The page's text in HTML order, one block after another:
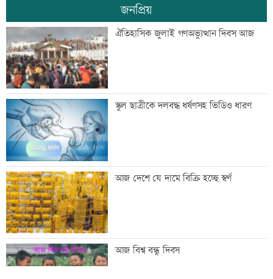
ঢাকা-ময়মনসিংহ রেল যোগাযোগ স্বাভাবিক
সিঙ্গাপুর থেকে এক কার্গো এলএনজি কিনবে
সরকার
মান্দায় ২৯৬ বোতলসহ দুই মাদক কারবারি
আটক
গুরুত্বপূর্ণ ব্যক্তিদের নিয়ে অপপ্রচারের বিরুদ্ধে
সতর্ক করল পুলিশ
জনপ্রিয়
ঐতিহাসিক জুলাই গণঅভ্যুত্থান দিবস আজ
স্কুল ছাত্রীকে দলবদ্ধ ধর্ষণসহ ভিডিও ধারণ
আজ দেশে যে দামে বিক্রি হচ্ছে স্বর্ণ
আজ বিশ্ব বন্ধু দিবস